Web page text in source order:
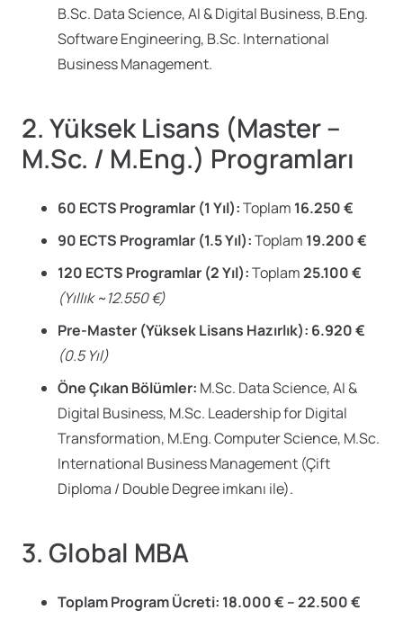
B.Sc. Data Science, AI & Digital Business, B.Eng.
Software Engineering, B.Sc. International
Business Management.
2. Yüksek Lisans (Master –
M.Sc. / M.Eng.) Programları
60 ECTS Programlar (1 Yıl):Toplam 16.250 €
90 ECTS Programlar (1.5 Yıl):Toplam 19.200 €
120 ECTS Programlar (2 Yıl):Toplam25.100 €
(Yıllık ~12.550 €)
Pre-Master (Yüksek Lisans Hazırlık): 6.920 €
(0.5 Yıl)
Öne Çıkan Bölümler: M.Sc. Data Science, AI &
Digital Business, M.Sc. Leadership for Digital
Transformation, M.Eng. Computer Science, M.Sc.
International Business Management (Çift
Diploma / Double Degree imkanı ile).
3. Global MBA
Toplam Program Ücreti: 18.000 € – 22.500 €